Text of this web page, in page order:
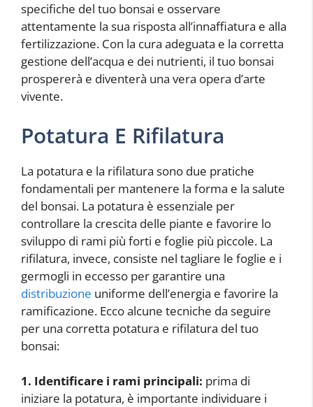
specifiche del tuo bonsai e osservare
attentamente la sua risposta all’innaffiatura e alla
fertilizzazione. Con la cura adeguata e la corretta
gestione dell’acqua e dei nutrienti, il tuo bonsai
prospererà e diventerà una vera opera d’arte
vivente.
Potatura E Rifilatura
La potatura e la rifilatura sono due pratiche
fondamentali per mantenere la forma e la salute
del bonsai. La potatura è essenziale per
controllare la crescita delle piante e favorire lo
sviluppo di rami più forti e foglie più piccole. La
rifilatura, invece, consiste nel tagliare le foglie e i
germogli in eccesso per garantire una
distribuzione uniforme dell’energia e favorire la
ramificazione. Ecco alcune tecniche da seguire
per una corretta potatura e rifilatura del tuo
bonsai:
1. Identificare i rami principali: prima di
iniziare la potatura, è importante individuare i